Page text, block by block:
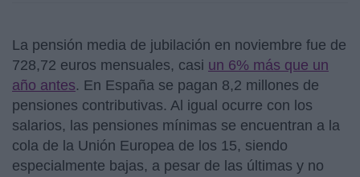
La pensión media de jubilación en noviembre fue de
728,72 euros mensuales, casi un 6% más que un
año antes. En España se pagan 8,2 millones de
pensiones contributivas. Al igual ocurre con los
salarios, las pensiones mínimas se encuentran a la
cola de la Unión Europea de los 15, siendo
especialmente bajas, a pesar de las últimas y no